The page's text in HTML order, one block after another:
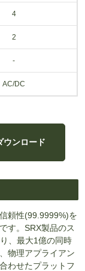
4
2
-
AC/DC
ウンロード
頼性(99.9999%)を
す。SRX製品のス
、最大1億の同時
物理アプライアン
わせたプラットフ